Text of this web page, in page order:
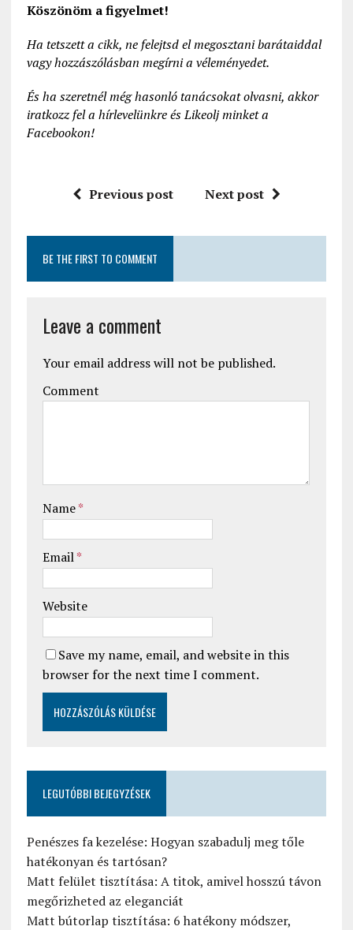
Köszönöm a figyelmet!
Ha tetszett a cikk, ne felejtsd el megosztani barátaiddal
vagy hozzászólásban megírni a véleményedet.
És ha szeretnél még hasonló tanácsokat olvasni, akkor
iratkozz fel a hírlevelünkre és Likeolj minket a
Facebookon!
Previous post Next post
BE THE FIRST TO COMMENT
Leave a comment
Your email address will not be published.
Comment
Name*
Email*
Website
Save my name, email, and website in this
browser for the next time I comment.
LEGUTÓBBI BEJEGYZÉSEK
Penészes fa kezelése: Hogyan szabadulj meg tőle
hatékonyan és tartósan?
Matt felület tisztítása: A titok, amivel hosszú távon
megőrizheted az eleganciát
Matt bútorlap tisztítása: 6 hatékony módszer,